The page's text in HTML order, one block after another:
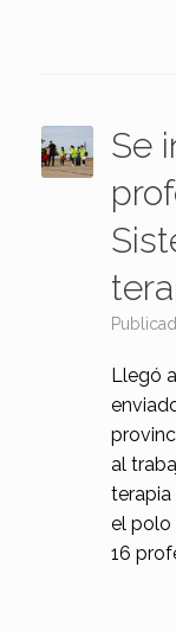
Se
Llegó
al
terapia
el polo
16